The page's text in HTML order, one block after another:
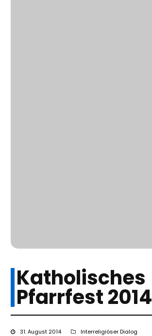
Katholisches
Pfarrfest 2014
31. August 2014 Interreligiöser Dialog